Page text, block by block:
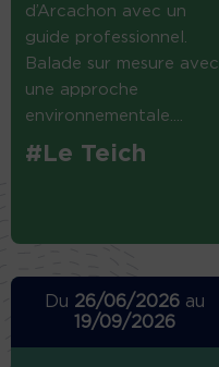
d’Arcachon avec un
guide professionnel.
Balade sur mesure avec
une approche
environnementale....
#Le Teich
Du 26/06/2026 au
19/09/2026